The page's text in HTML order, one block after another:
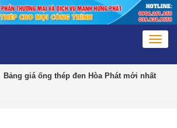
Bảng giá ống thép đen Hòa Phát mới nhất